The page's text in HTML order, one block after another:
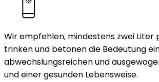
Wir empfehlen, mindestens zwei Liter
trinken und betonen die Bedeutung
abwechslungsreichen und
und einer gesunden Lebensweise.